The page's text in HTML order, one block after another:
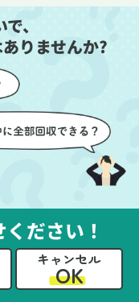
傷つけないよう
注意を払ってい
家全体がスムー
いていくのがと
かったです。作
った後には、こ
らお願いしなくて
簡単に清掃して
けたのも好印象で
えていただき、
片付けにも役立つ
えました。また
れば、ぜひお願い
、
りませんか?
ださい！
キャンセル
OK